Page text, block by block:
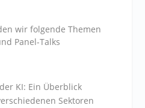
wir folgende Themen
Panel-Talks
KI: Ein Überblick
Sektoren